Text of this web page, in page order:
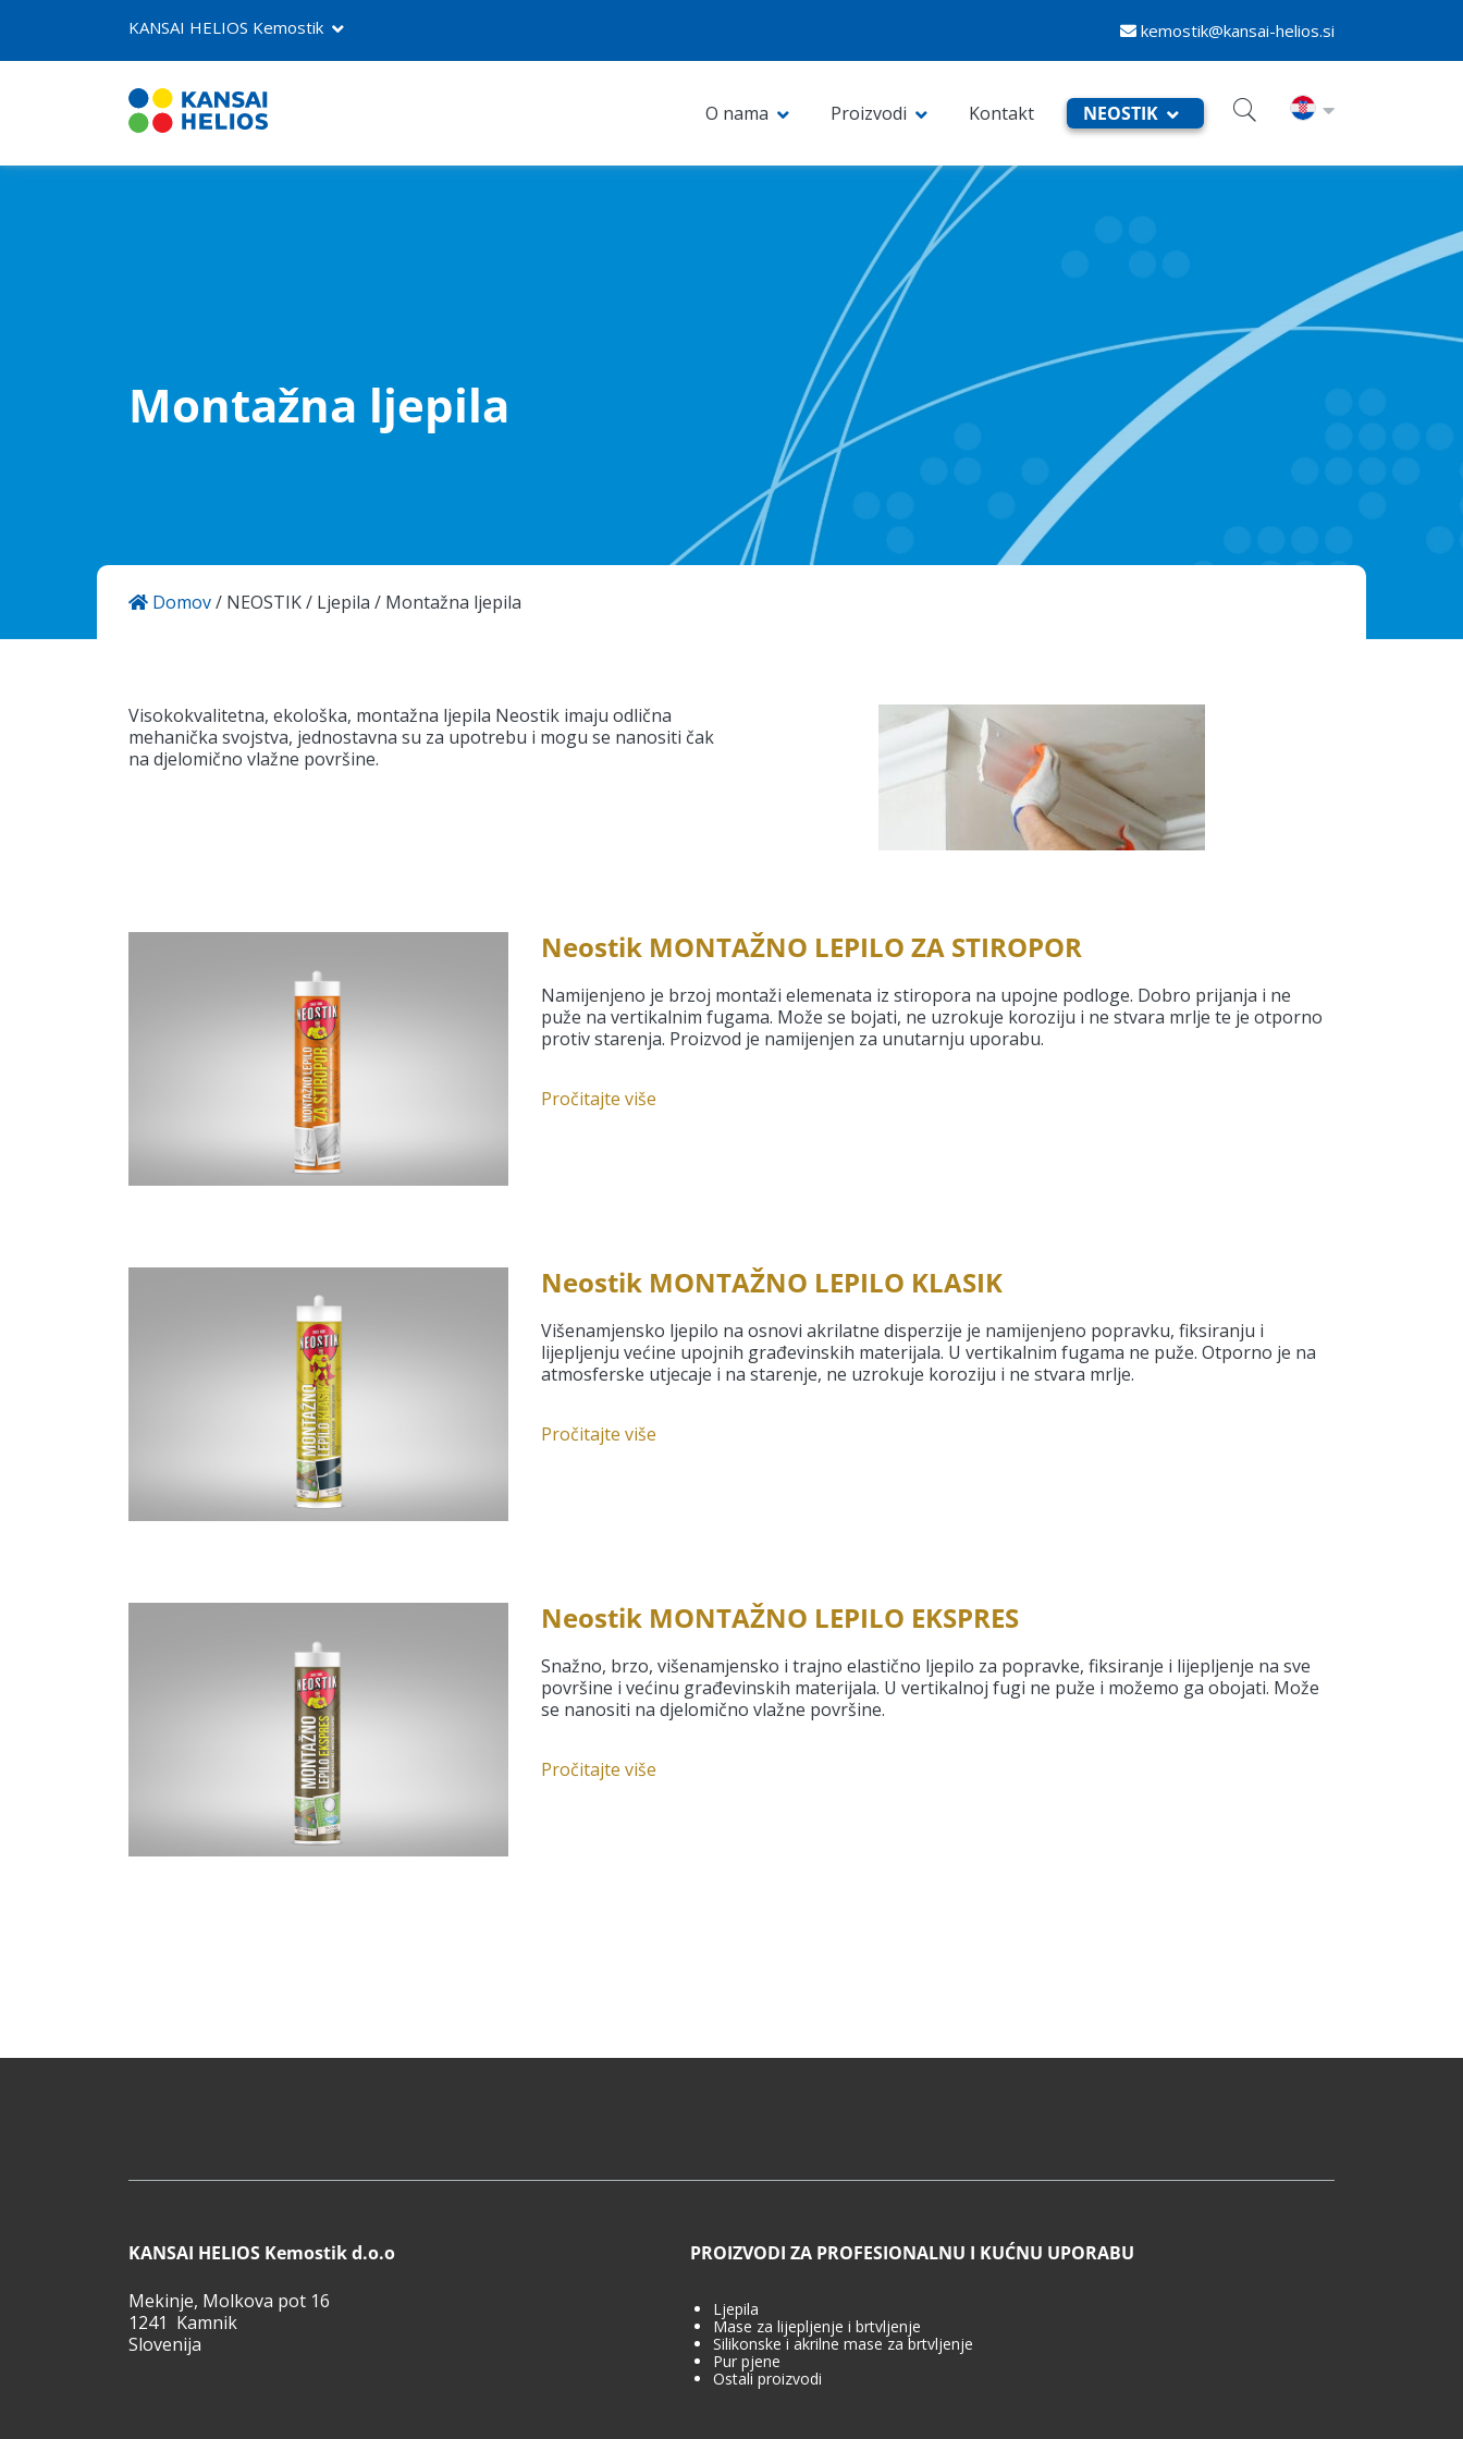
KANSAI HELIOS Kemostik kemostik@kansai-helios.si
O nama Proizvodi Kontakt NEOSTIK
Montažna ljepila
Domov/ NEOSTIK/ Ljepila / Montažna ljepila
Visokokvalitetna, ekološka, montažna ljepila Neostik imaju odlična
mehanička svojstva, jednostavna su za upotrebu i mogu se nanositi čak
na djelomično vlažne površine.
Neostik MONTAŽNO LEPILO ZA STIROPOR
Namijenjeno je brzoj montaži elemenata iz stiropora na upojne podloge. Dobro prijanja i ne
puže na vertikalnim fugama. Može se bojati, ne uzrokuje koroziju i ne stvara mrlje te je otporno
protiv starenja. Proizvod je namijenjen za unutarnju uporabu.
Pročitajte više
Neostik MONTAŽNO LEPILO KLASIK
Višenamjensko ljepilo na osnovi akrilatne disperzije je namijenjeno popravku, fiksiranju i
lijepljenju većine upojnih građevinskih materijala. U vertikalnim fugama ne puže. Otporno je na
atmosferske utjecaje i na starenje, ne uzrokuje koroziju i ne stvara mrlje.
Pročitajte više
Neostik MONTAŽNO LEPILO EKSPRES
Snažno, brzo, višenamjensko i trajno elastično ljepilo za popravke, fiksiranje i lijepljenje na sve
površine i većinu građevinskih materijala. U vertikalnoj fugi ne puže i možemo ga obojati. Može
se nanositi na djelomično vlažne površine.
Pročitajte više
KANSAI HELIOS Kemostik d.o.o
Mekinje, Molkova pot 16
1241 Kamnik
Slovenija
PROIZVODI ZA PROFESIONALNU I KUĆNU UPORABU
Ljepila
Mase za lijepljenje i brtvljenje
Silikonske i akrilne mase za brtvljenje
Pur pjene
Ostali proizvodi